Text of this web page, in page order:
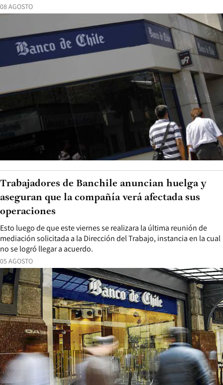
08 AGOSTO
05 AGOSTO
Esto luego de que este viernes se realizara la última reunión de
mediación solicitada a la Dirección del Trabajo, instancia en la cual
no se logró llegar a acuerdo.
Trabajadores de Banchile anuncian huelga y
aseguran que la compañía verá afectada sus
operaciones